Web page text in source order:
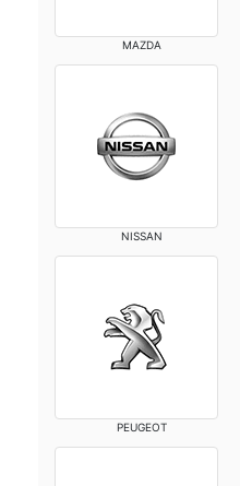
MAZDA
NISSAN
PEUGEOT